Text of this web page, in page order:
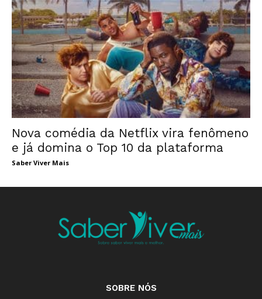
Nova comédia da Netflix vira fenômeno
e já domina o Top 10 da plataforma
Saber Viver Mais
SOBRE NÓS